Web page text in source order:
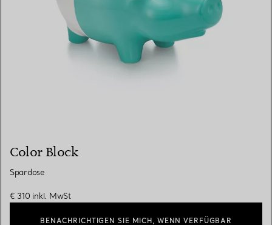
Color Block
Spardose
€ 310 inkl. MwSt
BENACHRICHTIGEN SIE MICH, WENN VERFÜGBAR